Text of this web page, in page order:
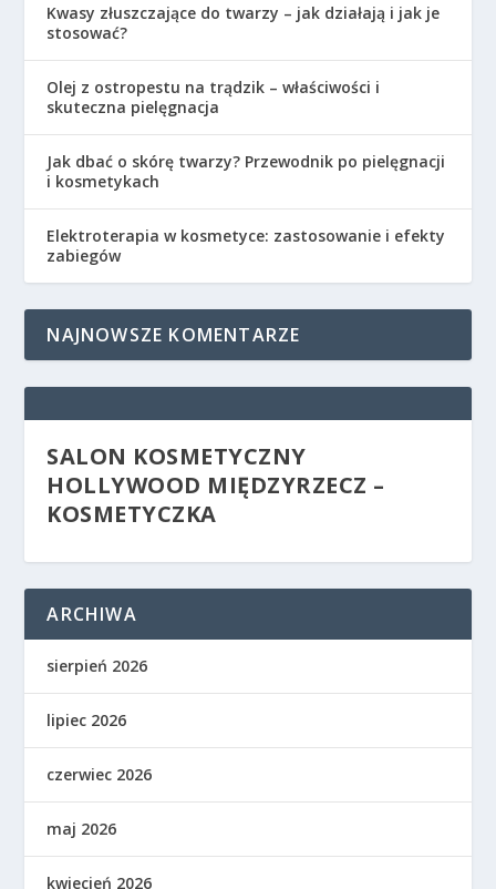
Kwasy złuszczające do twarzy – jak działają i jak je
stosować?
Olej z ostropestu na trądzik – właściwości i
skuteczna pielęgnacja
Jak dbać o skórę twarzy? Przewodnik po pielęgnacji
i kosmetykach
Elektroterapia w kosmetyce: zastosowanie i efekty
zabiegów
NAJNOWSZE KOMENTARZE
SALON KOSMETYCZNY
HOLLYWOOD MIĘDZYRZECZ –
KOSMETYCZKA
ARCHIWA
sierpień 2026
lipiec 2026
czerwiec 2026
maj 2026
kwiecień 2026